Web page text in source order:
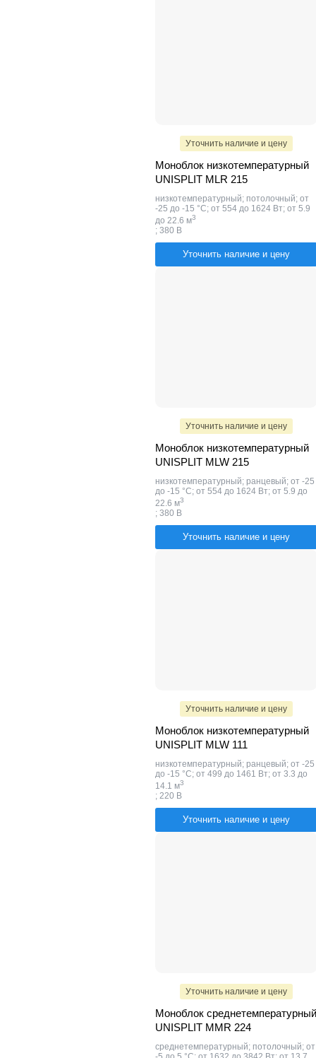
Уточнить наличие и цену
Моноблок низкотемпературный
UNISPLIT MLR 215
низкотемпературный; потолочный; от
-25 до -15 °C; от 554 до 1624 Вт; от 5.9
до 22.6 м​3
; 380 В
Уточнить наличие и цену
Уточнить наличие и цену
Моноблок низкотемпературный
UNISPLIT MLW 215
низкотемпературный; ранцевый; от -25
до -15 °C; от 554 до 1624 Вт; от 5.9 до
22.6 м​3
; 380 В
Уточнить наличие и цену
Уточнить наличие и цену
Моноблок низкотемпературный
UNISPLIT MLW 111
низкотемпературный; ранцевый; от -25
до -15 °C; от 499 до 1461 Вт; от 3.3 до
14.1 м​3
; 220 В
Уточнить наличие и цену
Уточнить наличие и цену
Моноблок среднетемпературный
UNISPLIT MMR 224
среднетемпературный; потолочный; от